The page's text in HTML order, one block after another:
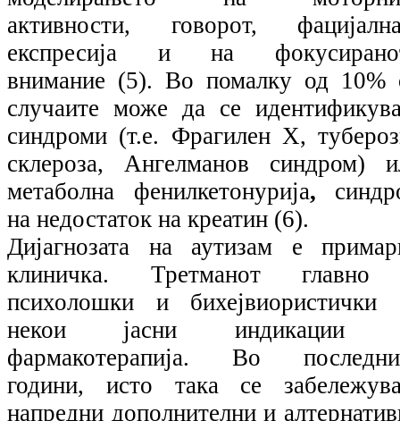
активности, говорот,
експресија и на
внимание (5). Во помалку од 10%
случаите може да се
синдроми (т.е. Фрагилен Х,
склероза, Ангелманов синдром)
метаболна фенилкетонурија,
на недостаток на креатин (6).
Дијагнозата на аутизам е
клиничка. Третманот
психолошки и бихејвиористички
некои јасни индикации
фармакотерапија. Во
години, исто така се
напредни дополнителни и